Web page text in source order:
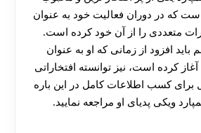
است که در دوران فعالیت خود به عنوان
متعددی را از آن خود کرده است.
افزود از زمانی که او به عنوان
کرده است، نیز توانسته افتخاراتی
برای کسب اطلاعات کامل در این باره
ویکی پدیای او مراجعه نمایید.